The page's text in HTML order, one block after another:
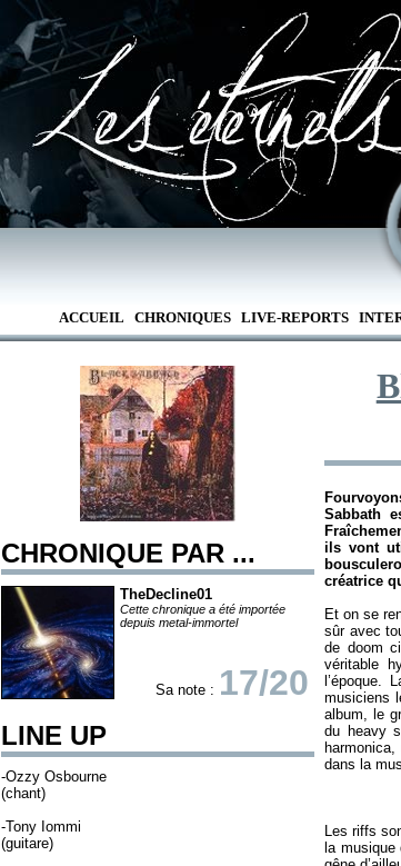
ACCUEIL CHRONIQUES LIVE-REPORTS
CHRONIQUE PAR ...
TheDecline01
Cette chronique a été importée
depuis metal-immortel
Sa note : 17/20
LINE UP
-Ozzy Osbourne
(chant)
-Tony Iommi
(guitare)
Sabbath
ils vont
créatrice
Et on se
sûr avec
de doom
véritable
l’époque.
musiciens
album, le
du heavy
Les riffs
la